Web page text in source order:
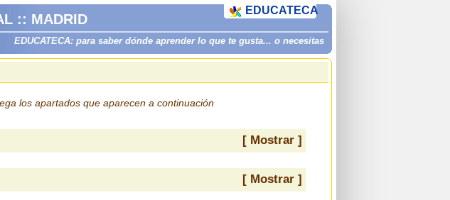
:: MADRID
EDUCATECA: para saber dónde aprender lo que te gusta... o necesitas
EDUCATECA
los apartados que aparecen a continuación
[ Mostrar ]
[ Mostrar ]